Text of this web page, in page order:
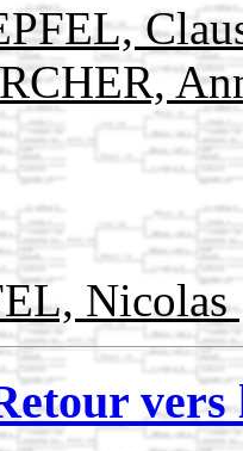
Nicolas
vers